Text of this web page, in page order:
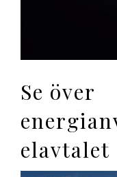
Se över
elavtalet